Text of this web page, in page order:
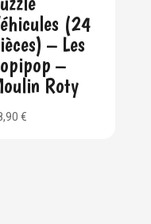
(24
– Les
–
Roty
€